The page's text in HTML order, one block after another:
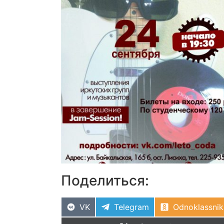
Поделиться:
VK Telegram